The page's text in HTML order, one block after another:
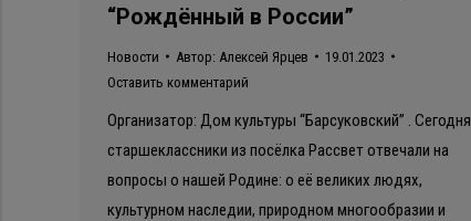
“Рождённый в России”
Новости Автор: Алексей Ярцев
19.01.2023
Оставить комментарий
Организатор: Дом культуры “Барсуковский” . Сегодня
старшеклассники из посёлка Рассвет отвечали на
вопросы о нашей Родине: о её великих людях,
культурном наследии, природном многообразии и